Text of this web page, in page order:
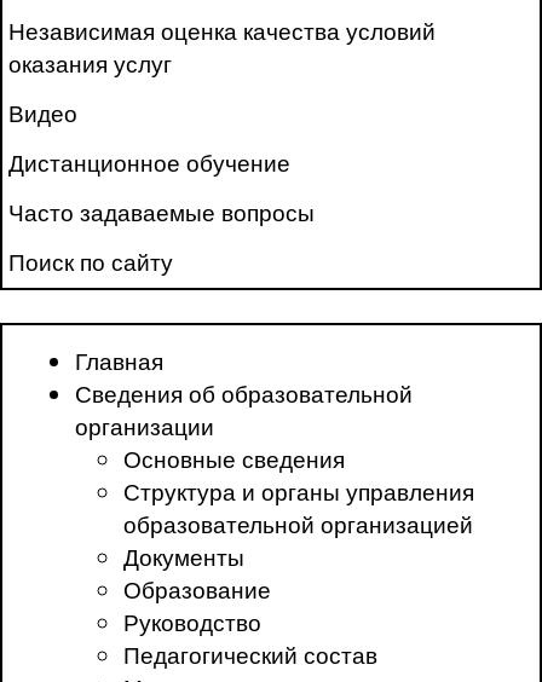
Независимая оценка качества условий
оказания услуг
Видео
Дистанционное обучение
Часто задаваемые вопросы
Поиск по сайту
Главная
Сведения об образовательной
организации
Основные сведения
Структура и органы управления
образовательной организацией
Документы
Образование
Руководство
Педагогический состав